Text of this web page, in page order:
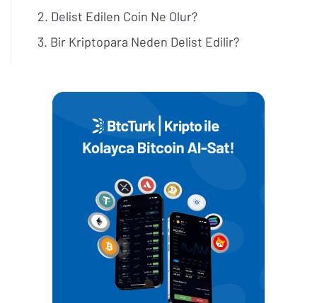
Delist Edilen Coin Ne Olur?
Bir Kriptopara Neden Delist Edilir?